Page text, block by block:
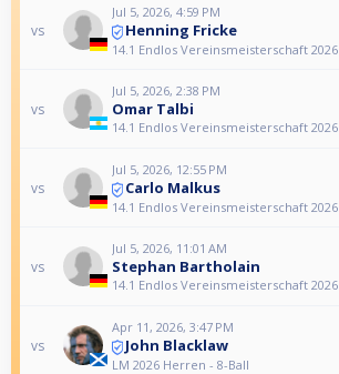
vs
Jul 5, 2026, 4:59 PM
Henning Fricke
14.1 Endlos Vereinsmeisterschaft 2026
vs
Jul 5, 2026, 2:38 PM
Omar Talbi
14.1 Endlos Vereinsmeisterschaft 2026
vs
Jul 5, 2026, 12:55 PM
Carlo Malkus
14.1 Endlos Vereinsmeisterschaft 2026
vs
Jul 5, 2026, 11:01 AM
Stephan Bartholain
14.1 Endlos Vereinsmeisterschaft 2026
vs
Apr 11, 2026, 3:47 PM
John Blacklaw
LM 2026 Herren - 8-Ball